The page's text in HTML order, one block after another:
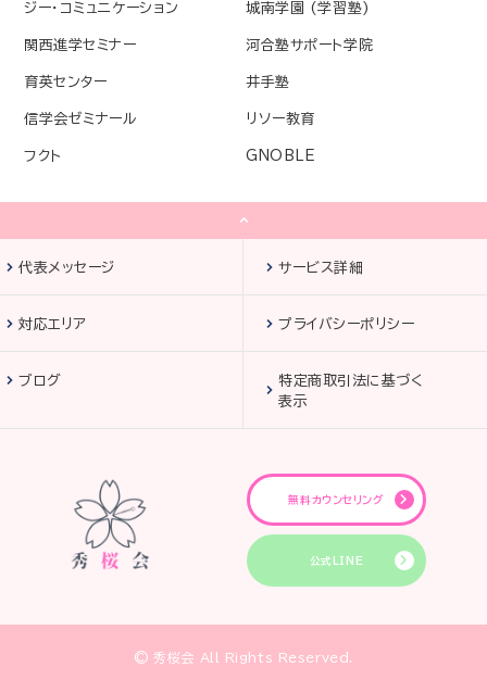
ジー・コミュニケーション 城南学園 (学習塾)
関西進学セミナー 河合塾サポート学院
育英センター 井手塾
信学会ゼミナール リソー教育
フクト GNOBLE
代表メッセージ サービス詳細
対応エリア プライバシーポリシー
ブログ
特定商取引法に基づく
表示
無料カウンセリング
公式LINE
© 秀桜会 All Rights Reserved.